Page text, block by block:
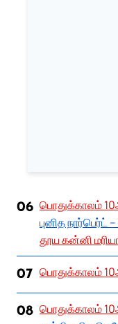
06 பொதுக்காலம்
புனித நார்பெர்ட்
தூய கன்னி
07 பொதுக்காலம்
08 பொதுக்காலம்